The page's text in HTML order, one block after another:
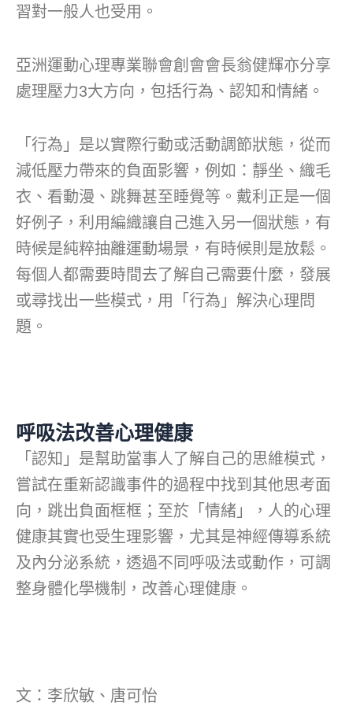
習對一般人也受用。
亞洲運動心理專業聯會創會會長翁健輝亦分享
處理壓力3大方向，包括行為、認知和情緒。
「行為」是以實際行動或活動調節狀態，從而
減低壓力帶來的負面影響，例如：靜坐、織毛
衣、看動漫、跳舞甚至睡覺等。戴利正是一個
好例子，利用編織讓自己進入另一個狀態，有
時候是純粹抽離運動場景，有時候則是放鬆。
每個人都需要時間去了解自己需要什麼，發展
或尋找出一些模式，用「行為」解決心理問
題。
呼吸法改善心理健康
「認知」是幫助當事人了解自己的思維模式，
嘗試在重新認識事件的過程中找到其他思考面
向，跳出負面框框；至於「情緒」，人的心理
健康其實也受生理影響，尤其是神經傳導系統
及內分泌系統，透過不同呼吸法或動作，可調
整身體化學機制，改善心理健康。
文：李欣敏、唐可怡